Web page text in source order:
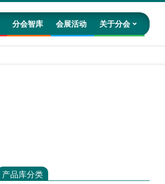
分会智库 会展活动 关于分会
产品库分类